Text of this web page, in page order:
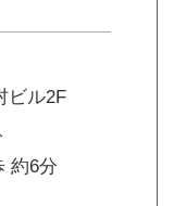
ビル2F
約6分